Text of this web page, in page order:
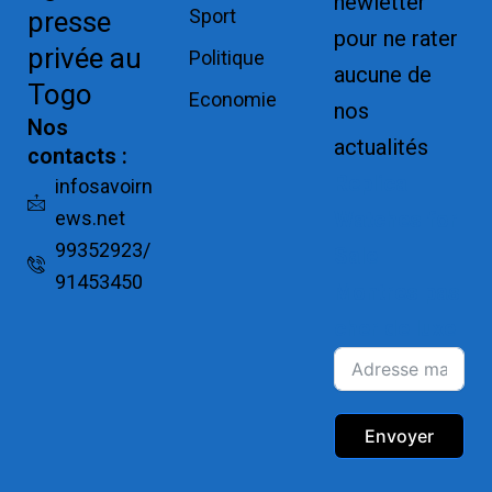
presse
privée au
Togo
Nos
contacts :
infosavoirn
ews.net
99352923/
91453450
Sport
Politique
Economie
pour ne rater
aucune de
nos
actualités
Envoyer